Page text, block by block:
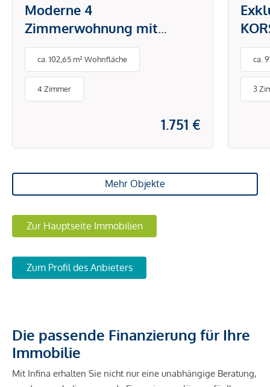
Moderne 4
Zimmerwohnung mit
großzügiger Freifläche!
ca. 102,65 m² Wohnfläche
4 Zimmer
1.751 €
ca.
3
Mehr Objekte
Zur Hauptseite Immobilien
Zum Profil des Anbieters
Die passende Finanzierung für Ihre
Immobilie
Mit Infina erhalten Sie nicht nur eine unabhängige Beratung,